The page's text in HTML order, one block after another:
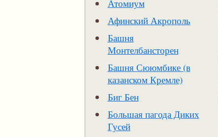
Атомиум
Афинский Акрополь
Башня
Монтелбансторен
Башня Сююмбике (в
казанском Кремле)
Биг Бен
Большая пагода Диких
Гусей